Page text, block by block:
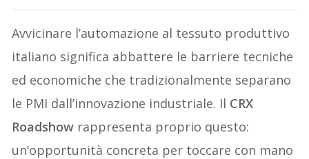
Avvicinare l’automazione al tessuto produttivo
italiano significa abbattere le barriere tecniche
ed economiche che tradizionalmente separano
le PMI dall’innovazione industriale. Il CRX
Roadshow rappresenta proprio questo:
un’opportunità concreta per toccare con mano